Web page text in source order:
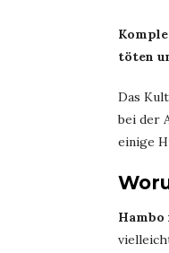
töten
Das
bei der
einige